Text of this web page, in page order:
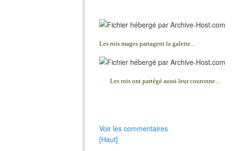
Les rois mages partagent la galette...
Les rois ont partégé aussi leur couronne...
Voir les commentaires
[Haut]